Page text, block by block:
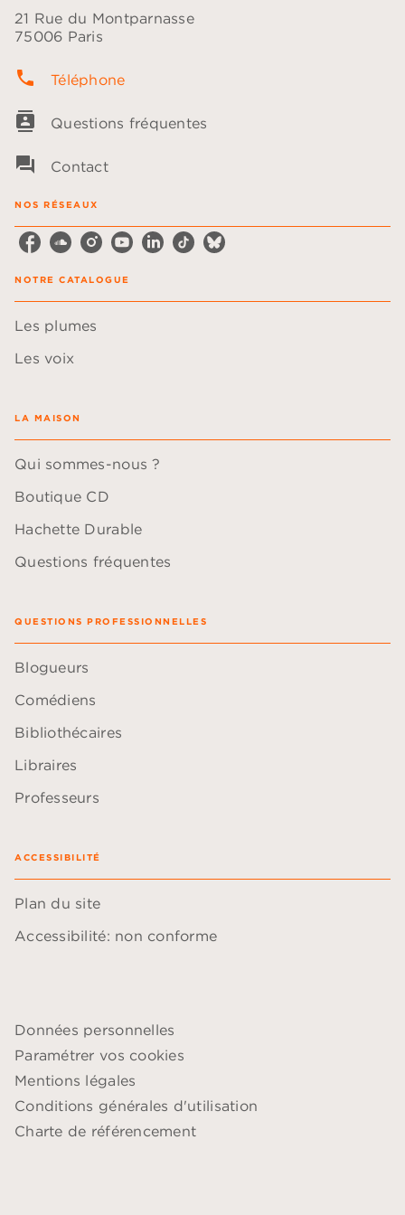
21 Rue du Montparnasse
75006 Paris
phone Téléphone
contacts Questions fréquentes
question_answer Contact
NOS RÉSEAUX
NOTRE CATALOGUE
Les plumes
Les voix
LA MAISON
Qui sommes-nous ?
Boutique CD
Hachette Durable
Questions fréquentes
QUESTIONS PROFESSIONNELLES
Blogueurs
Comédiens
Bibliothécaires
Libraires
Professeurs
ACCESSIBILITÉ
Plan du site
Accessibilité: non conforme
Données personnelles
Paramétrer vos cookies
Mentions légales
Conditions générales d'utilisation
Charte de référencement